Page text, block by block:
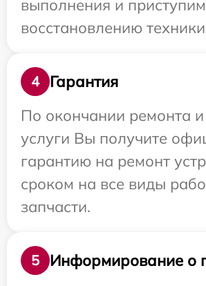
выполнения и
восстановлению
4
Гарантия
По окончании ремонта
услуги Вы получите
гарантию на ремонт
сроком на все виды
запчасти.
5
Информирование о